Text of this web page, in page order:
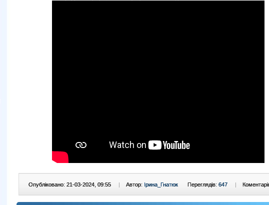
Опубліковано: 21-03-2024, 09:55 | Автор: Ірина_Гнатюк Переглядів: 647 |